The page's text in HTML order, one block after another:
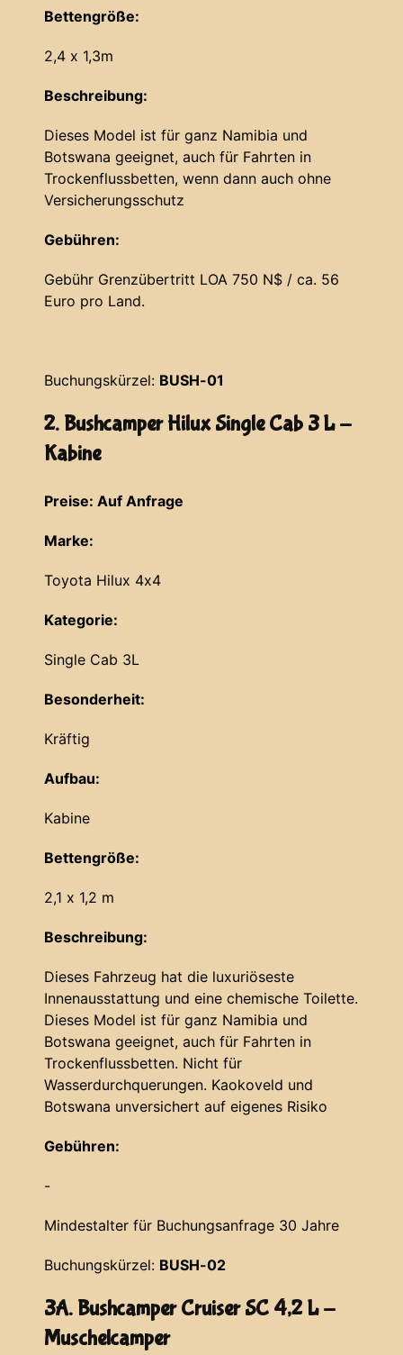
Bettengröße:
2,4 x 1,3m
Beschreibung:
Dieses Model ist für ganz Namibia und
Botswana geeignet, auch für Fahrten in
Trockenflussbetten, wenn dann auch ohne
Versicherungsschutz
Gebühren:
Gebühr Grenzübertritt LOA 750 N$ / ca. 56
Euro pro Land.
Buchungskürzel: BUSH-01
2. Bushcamper Hilux Single Cab 3 L -
Kabine
Preise: Auf Anfrage
Marke:
Toyota Hilux 4x4
Kategorie:
Single Cab 3L
Besonderheit:
Kräftig
Aufbau:
Kabine
Bettengröße:
2,1 x 1,2 m
Beschreibung:
Dieses Fahrzeug hat die luxuriöseste
Innenausstattung und eine chemische Toilette.
Dieses Model ist für ganz Namibia und
Botswana geeignet, auch für Fahrten in
Trockenflussbetten. Nicht für
Wasserdurchquerungen. Kaokoveld und
Botswana unversichert auf eigenes Risiko
Gebühren:
-
Mindestalter für Buchungsanfrage 30 Jahre
Buchungskürzel: BUSH-02
3A. Bushcamper Cruiser SC 4,2 L -
Muschelcamper